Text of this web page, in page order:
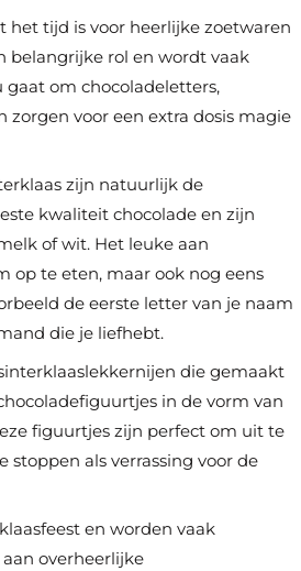
het tijd is voor heerlijke zoetwaren
belangrijke rol en wordt vaak
gaat om chocoladeletters,
voor een extra dosis magie
zijn natuurlijk de
kwaliteit chocolade en zijn
of wit. Het leuke aan
op te eten, maar ook nog eens
de eerste letter van je naam
die je liefhebt.
die gemaakt
in de vorm van
figuurtjes zijn perfect om uit te
stoppen als verrassing voor de
en worden vaak
overheerlijke